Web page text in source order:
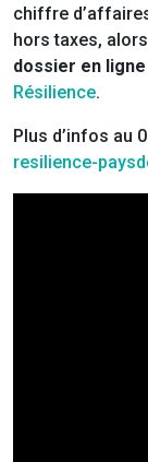
chiffre
hors taxes, alors
dossier en ligne
Résilience.
Plus d’infos au
resilience-